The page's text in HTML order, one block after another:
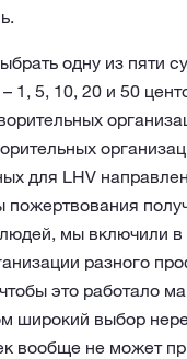
одну из пяти
1, 5, 10, 20 и 50
для LHV
пожертвования
мы включили в
разного
это работало
широкий выбор
вообще не может